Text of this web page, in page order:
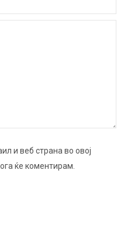
и веб страна во овој
ќе коментирам.